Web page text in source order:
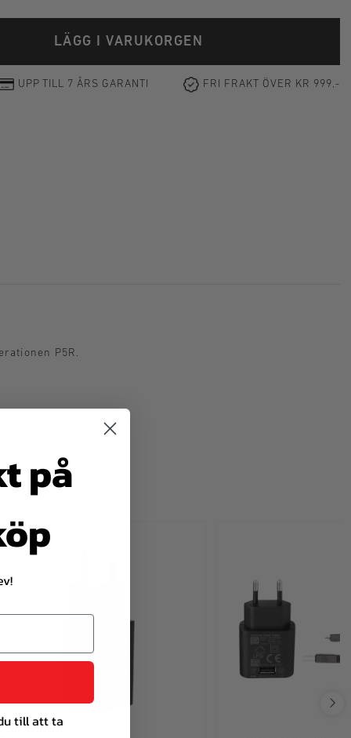
LÄGG I VARUKORGEN
UPP TILL 7 ÅRS GARANTI FRI FRAKT ÖVER KR 999,-
P5R.
på
till att ta